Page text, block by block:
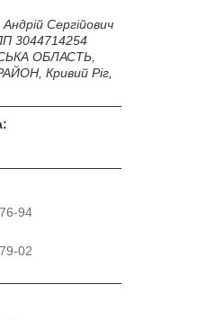
Сергійович
3044714254
ОБЛАСТЬ,
Кривий Ріг,
94
02